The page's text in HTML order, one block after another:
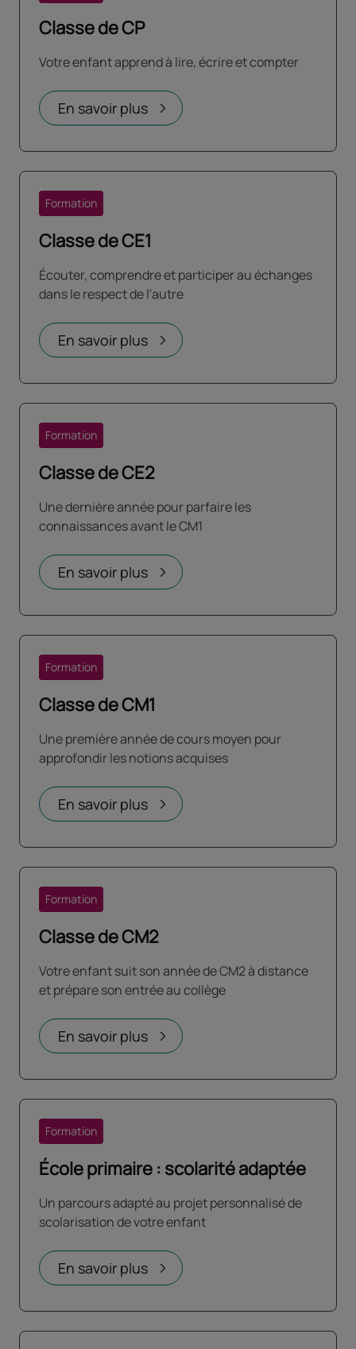
Classe de CP
Votre enfant apprend à lire, écrire et compter
En savoir plus
Classe de CE1
Formation
Écouter, comprendre et participer au échanges
dans le respect de l'autre
En savoir plus
Classe de CE2
Formation
Une dernière année pour parfaire les
connaissances avant le CM1
En savoir plus
Classe de CM1
Formation
Une première année de cours moyen pour
approfondir les notions acquises
En savoir plus
Classe de CM2
Formation
Votre enfant suit son année de CM2 à distance
et prépare son entrée au collège
En savoir plus
École primaire : scolarité adaptée
Formation
Un parcours adapté au projet personnalisé de
scolarisation de votre enfant
En savoir plus